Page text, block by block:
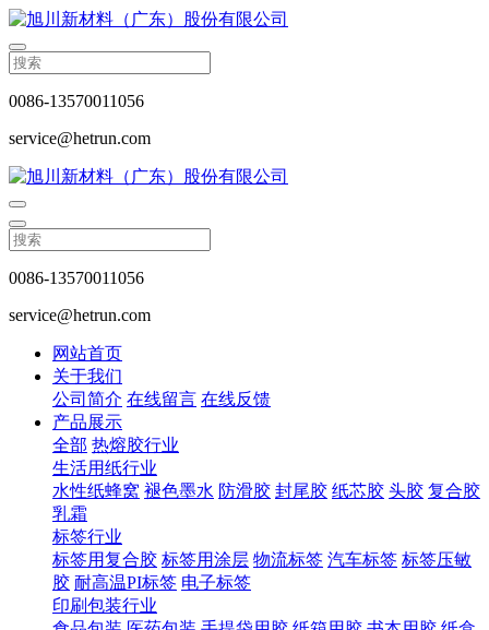
0086-13570011056
service@hetrun.com
0086-13570011056
service@hetrun.com
网站首页
关于我们
公司简介 在线留言 在线反馈
产品展示
全部 热熔胶行业
生活用纸行业
水性纸蜂窝 褪色墨水 防滑胶 封尾胶 纸芯胶 头胶 复合胶
乳霜
标签行业
标签用复合胶 标签用涂层 物流标签 汽车标签 标签压敏
胶 耐高温PI标签 电子标签
印刷包装行业